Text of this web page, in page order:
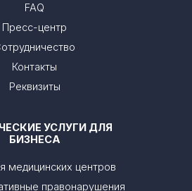
FAQ
Пресс-центр
Контакты
Реквизиты
УСЛУГИ ДЛЯ
БИЗНЕСА
медицинских центров
правонарушения